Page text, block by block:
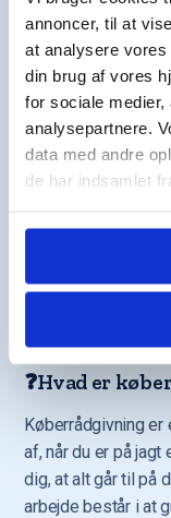
annoncer, til at
at analysere
din brug af vores
for sociale medier,
analysepartnere.
data med andre
de har indsamlet
Hvis du ikke
end velkommen
Tlf. 72 600 400
❓Hvad er
Køberrådgivning er
af, når du er på
dig, at alt går til på
arbejde består i at